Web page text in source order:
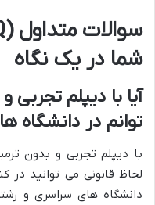
شما در یک نگاه
آیا با دیپلم
توانم در
با دیپلم تجربی و بدون
لحاظ قانونی می توانید در
دانشگاه های سراسری و